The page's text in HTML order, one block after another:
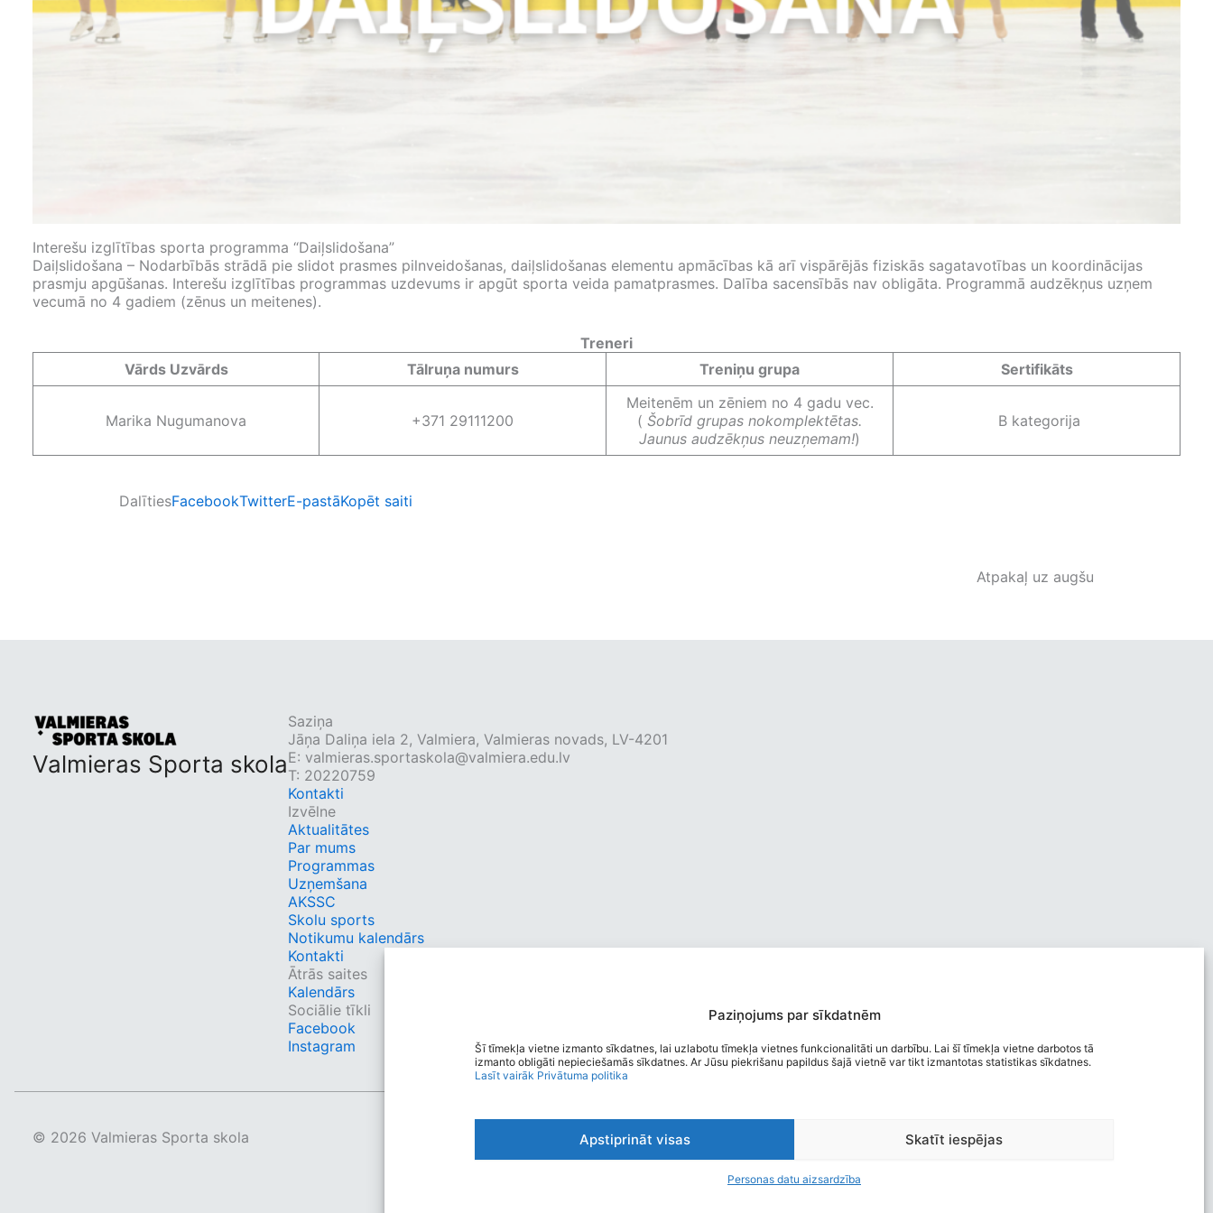
Paziņojums par sīkdatnēm
Šī tīmekļa vietne izmanto sīkdatnes, lai uzlabotu tīmekļa vietnes funkcionalitāti un darbību. Lai šī tīmekļa vietne darbotos tā
izmanto obligāti nepieciešamās sīkdatnes. Ar Jūsu piekrišanu papildus šajā vietnē var tikt izmantotas statistikas sīkdatnes.
Lasīt vairāk Privātuma politika
Apstiprināt visas Skatīt iespējas
Personas datu aizsardzība
Interešu izglītības sporta programma “Daiļslidošana”
Daiļslidošana – Nodarbībās strādā pie slidot prasmes pilnveidošanas, daiļslidošanas elementu apmācības kā arī vispārējās fiziskās sagatavotības un koordinācijas
prasmju apgūšanas. Interešu izglītības programmas uzdevums ir apgūt sporta veida pamatprasmes. Dalība sacensībās nav obligāta. Programmā audzēkņus uzņem
vecumā no 4 gadiem (zēnus un meitenes).
Treneri
Vārds Uzvārds
Tālruņa numurs Treniņu grupa Sertifikāts
Marika Nugumanova +371 29111200
Meitenēm un zēniem no 4 gadu vec.
( Šobrīd grupas nokomplektētas.
Jaunus audzēkņus neuzņemam!)
B kategorija
DalītiesFacebookTwitterE-pastāKopēt saiti
Atpakaļ uz augšu
Valmieras Sporta skola
Saziņa
Jāņa Daliņa iela 2, Valmiera, Valmieras novads, LV-4201
E: valmieras.sportaskola@valmiera.edu.lv
T: 20220759
Kontakti
Izvēlne
Aktualitātes
Par mums
Programmas
Uzņemšana
AKSSC
Skolu sports
Notikumu kalendārs
Kontakti
Ātrās saites
Kalendārs
Sociālie tīkli
Facebook
Instagram
© 2026 Valmieras Sporta skola
Viegli lasīt